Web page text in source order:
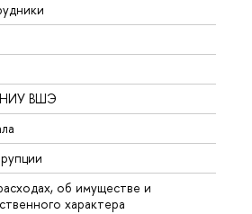
НИУ ВШЭ
об имуществе и
характера